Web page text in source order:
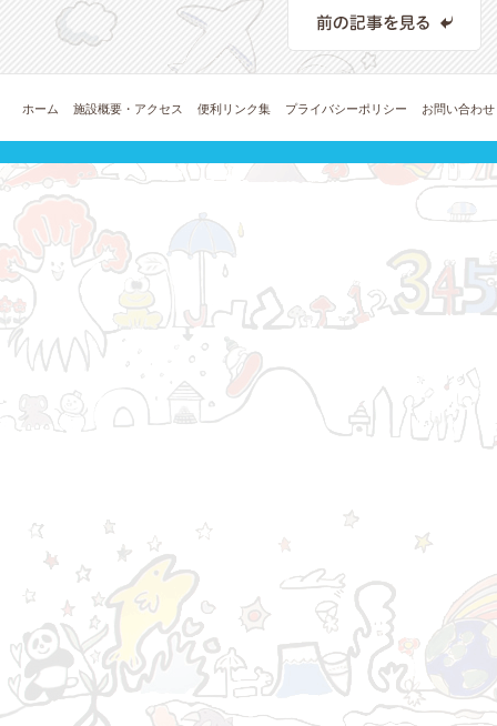
ホーム 施設概要・アクセス 便利リンク集 プライバシーポリシー お問い合わせ